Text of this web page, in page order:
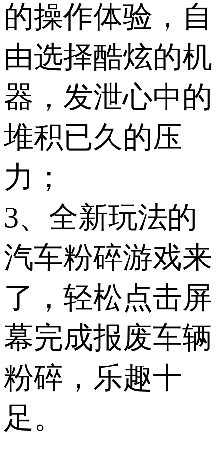
的操作体验，自
由选择酷炫的机
器，发泄心中的
堆积已久的压
力；
3、全新玩法的
汽车粉碎游戏来
了，轻松点击屏
幕完成报废车辆
粉碎，乐趣十
足。